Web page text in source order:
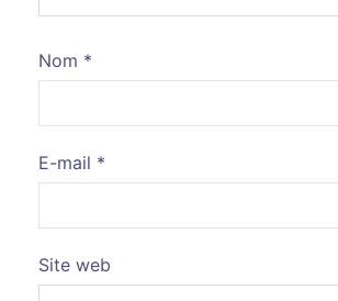
Nom *
E-mail *
Site web